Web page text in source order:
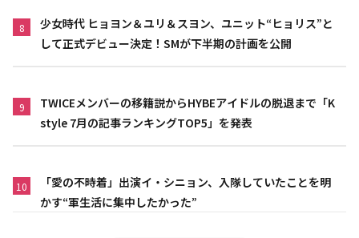
8
少女時代 ヒョヨン＆ユリ＆スヨン、ユニット“ヒョリス”と
して正式デビュー決定！SMが下半期の計画を公開
9
TWICEメンバーの移籍説からHYBEアイドルの脱退まで「K
style 7月の記事ランキングTOP5」を発表
10
「愛の不時着」出演イ・シニョン、入隊していたことを明
かす“軍生活に集中したかった”